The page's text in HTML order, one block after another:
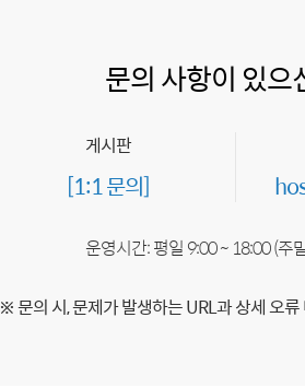
문의 사항이 있으
게시판
[1:1 문의]
운영시간: 평일 9:00 ~ 18:00 (주
※ 문의 시, 문제가 발생하는 URL과 상세 오